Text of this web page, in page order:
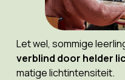
Let wel, sommige
verblind door helder
matige lichtintensiteit.